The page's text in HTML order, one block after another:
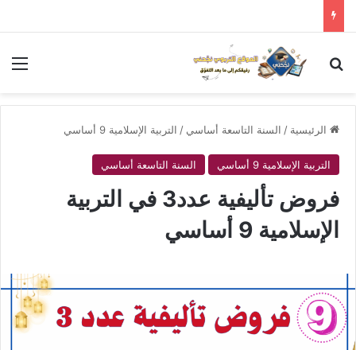
بحث عن
الرئيسية / السنة التاسعة أساسي / التربية الإسلامية 9 أساسي
التربية الإسلامية 9 أساسي السنة التاسعة أساسي
فروض تأليفية عدد3 في التربية
الإسلامية 9 أساسي